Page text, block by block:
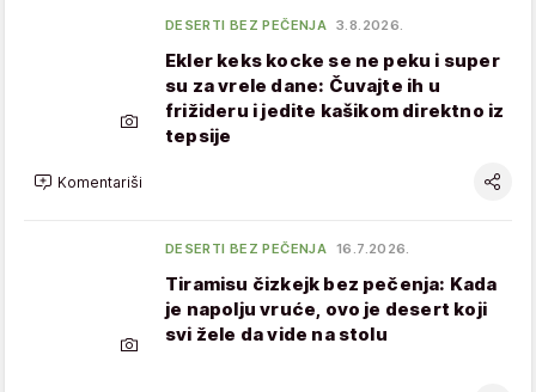
DESERTI BEZ PEČENJA 3.8.2026.
Ekler keks kocke se ne peku i super
su za vrele dane: Čuvajte ih u
frižideru i jedite kašikom direktno iz
tepsije
Komentariši
DESERTI BEZ PEČENJA 16.7.2026.
Tiramisu čizkejk bez pečenja: Kada
je napolju vruće, ovo je desert koji
svi žele da vide na stolu